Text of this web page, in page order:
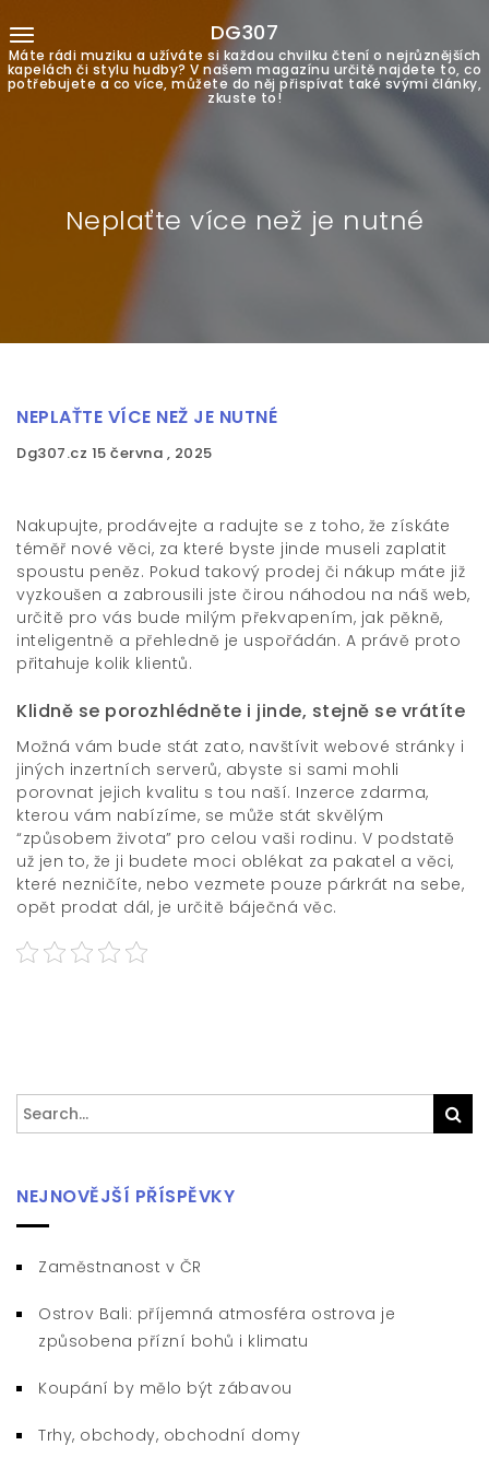
DG307
Máte rádi muziku a užíváte si každou chvilku čtení o nejrůznějších
kapelách či stylu hudby? V našem magazínu určitě najdete to, co
potřebujete a co více, můžete do něj přispívat také svými články,
zkuste to!
Neplaťte více než je nutné
NEPLAŤTE VÍCE NEŽ JE NUTNÉ
Dg307.cz 15 června , 2025
Nakupujte, prodávejte a radujte se z toho, že získáte
téměř nové věci, za které byste jinde museli zaplatit
spoustu peněz. Pokud takový prodej či nákup máte již
vyzkoušen a zabrousili jste čirou náhodou na náš web,
určitě pro vás bude milým překvapením, jak pěkně,
inteligentně a přehledně je uspořádán. A právě proto
přitahuje kolik klientů.
Klidně se porozhlédněte i jinde, stejně se vrátíte
Možná vám bude stát zato, navštívit webové stránky i
jiných inzertních serverů, abyste si sami mohli
porovnat jejich kvalitu s tou naší. Inzerce zdarma,
kterou vám nabízíme, se může stát skvělým
“způsobem života” pro celou vaši rodinu. V podstatě
už jen to, že ji budete moci oblékat za pakatel a věci,
které nezničíte, nebo vezmete pouze párkrát na sebe,
opět prodat dál, je určitě báječná věc.
Search
for:
NEJNOVĚJŠÍ PŘÍSPĚVKY
Zaměstnanost v ČR
Ostrov Bali: příjemná atmosféra ostrova je
způsobena přízní bohů i klimatu
Koupání by mělo být zábavou
Trhy, obchody, obchodní domy